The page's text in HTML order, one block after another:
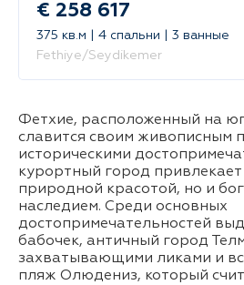
€ 258 617
375 кв.м | 4 спальни | 3 ванные
Fethiye/Seydikemer
Фетхие, расположенный на
славится своим живописным
историческими
курортный город привлекает
природной красотой, но и
наследием. Среди основных
достопримечательностей
бабочек, античный город
захватывающими ликами и
пляж Олюдениз, который